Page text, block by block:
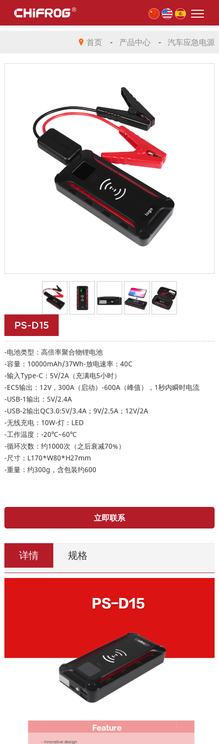
首页 - 产品中心 - 汽车应急电源
PS-D15
-电池类型：高倍率聚合物锂电池
-容量：10000mAh/37Wh-放电速率：40C
-输入Type-C：5V/2A（充满电5小时）
-EC5输出：12V，300A（启动）-600A（峰值），1秒内瞬时电流
-USB-1输出：5V/2.4A
-USB-2输出QC3.0:5V/3.4A；9V/2.5A；12V/2A
-无线充电：10W-灯：LED
-工作温度：-20℃~60℃
-循环次数：约1000次（之后衰减70%）
-尺寸：L170*W80*H27mm
-重量：约300g，含包装约600
立即联系
详情 规格